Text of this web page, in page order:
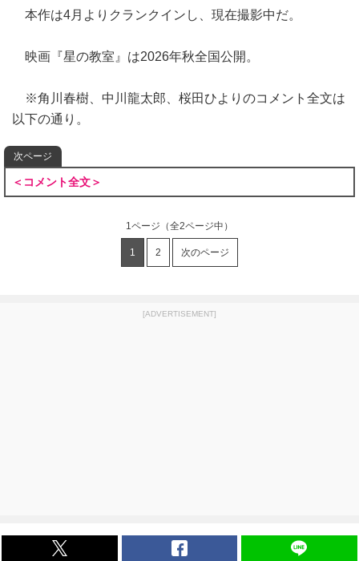
本作は4月よりクランクインし、現在撮影中だ。
映画『星の教室』は2026年秋全国公開。
※角川春樹、中川龍太郎、桜田ひよりのコメント全文は
以下の通り。
次ページ
＜コメント全文＞
1ページ （全2ページ中）
1 2 次のページ
[ADVERTISEMENT]